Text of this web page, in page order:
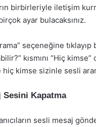
birbirleriyle iletişim
ayar bulacaksınız.
seçeneğine
kısmını “Hiç kimse”
hiç kimse sizinle sesli
Sesini Kapatma
sesli mesaj